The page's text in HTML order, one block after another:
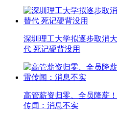
深圳理工大学拟逐步取消
代 死记硬背没用
高管薪资归零、全员降薪
传闻：消息不实